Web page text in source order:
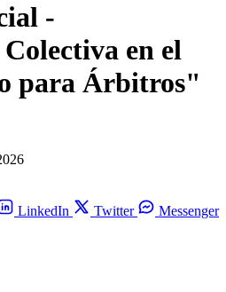
-
en el
para Árbitros"
LinkedIn Twitter
Messenger